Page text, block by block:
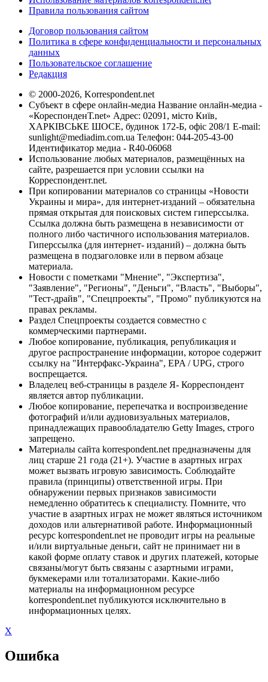
Правила пользования сайтом
Договор пользования сайтом
Политика в сфере конфиденциальности и персональных
данных
Пользовательское соглашение
Редакция
© 2000-2026, Korrespondent.net
Субъект в сфере онлайн-медиа Название онлайн-медиа -
«КореспонденТ.net» Адрес: 02091, місто Київ,
ХАРКІВСЬКЕ ШОСЕ, будинок 172-Б, офіс 208/1 E-mail:
sunlight@mediadim.com.ua Телефон: 044-205-43-00
Идентификатор медиа - R40-06068
Использование любых материалов, размещённых на
сайте, разрешается при условии ссылки на
Корреспондент.net.
При копировании материалов со страницы «Новости
Украины и мира», для интернет-изданий – обязательна
прямая открытая для поисковых систем гиперссылка.
Ссылка должна быть размещена в независимости от
полного либо частичного использования материалов.
Гиперссылка (для интернет- изданий) – должна быть
размещена в подзаголовке или в первом абзаце
материала.
Новости с пометками "Мнение", "Экспертиза",
"Заявление", "Регионы", "Деньги", "Власть", "Выборы",
"Тест-драйв", "Спецпроекты", "Промо" публикуются на
правах рекламы.
Раздел Спецпроекты создается совместно с
коммерческими партнерами.
Любое копирование, публикация, републикация и
другое распространение информации, которое содержит
ссылку на "Интерфакс-Украина", EPA / UPG, строго
воспрещается.
Владелец веб-страницы в разделе Я- Корреспондент
является автор публикации.
Любое копирование, перепечатка и воспроизведение
фотографий и/или аудиовизуальных материалов,
принадлежащих правообладателю Getty Images, строго
запрещено.
Материалы сайта korrespondent.net предназначены для
лиц старше 21 года (21+). Участие в азартных играх
может вызвать игровую зависимость. Соблюдайте
правила (принципы) ответственной игры. При
обнаружении первых признаков зависимости
немедленно обратитесь к специалисту. Помните, что
участие в азартных играх не может являться источником
доходов или альтернативой работе. Информационный
ресурс korrespondent.net не проводит игры на реальные
и/или виртуальные деньги, сайт не принимает ни в
какой форме оплату ставок и других платежей, которые
связаны/могут быть связаны с азартными играми,
букмекерами или тотализаторами. Какие-либо
материалы на информационном ресурсе
korrespondent.net публикуются исключительно в
информационных целях.
X
Ошибка